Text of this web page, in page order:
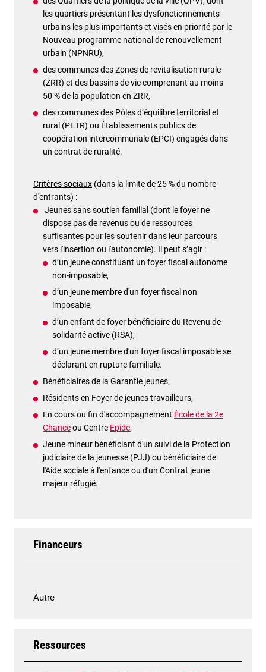
les quartiers présentant les dysfonctionnements
urbains les plus importants et visés en priorité par le
Nouveau programme national de renouvellement
urbain (NPNRU),
des communes des Zones de revitalisation rurale
(ZRR) et des bassins de vie comprenant au moins
50 % de la population en ZRR,
des communes des Pôles d’équilibre territorial et
rural (PETR) ou Établissements publics de
coopération intercommunale (EPCI) engagés dans
un contrat de ruralité.
Critères sociaux (dans la limite de 25 % du nombre
d'entrants) :
Jeunes sans soutien familial (dont le foyer ne
dispose pas de revenus ou de ressources
suffisantes pour les soutenir dans leur parcours
vers l'insertion ou l'autonomie). Il peut s’agir :
d’un jeune constituant un foyer fiscal autonome
non-imposable,
d’un jeune membre d'un foyer fiscal non
imposable,
d’un enfant de foyer bénéficiaire du Revenu de
solidarité active (RSA),
d’un jeune membre d'un foyer fiscal imposable se
déclarant en rupture familiale.
Bénéficiaires de la Garantie jeunes,
Résidents en Foyer de jeunes travailleurs,
En cours ou fin d'accompagnement École de la 2e
Chanceou Centre Epide,
Jeune mineur bénéficiant d'un suivi de la Protection
judiciaire de la jeunesse (PJJ) ou bénéficiaire de
l'Aide sociale à l'enfance ou d'un Contrat jeune
majeur réfugié.
Financeurs
Autre
Ressources